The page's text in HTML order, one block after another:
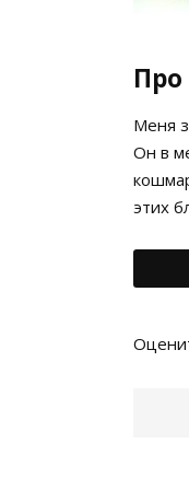
Про
Меня
Он в
этих